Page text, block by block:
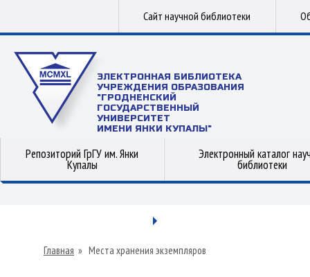
Сайт научной библиотеки
ЭЛЕКТРОННАЯ БИБЛИОТЕКА
УЧРЕЖДЕНИЯ ОБРАЗОВАНИЯ
"ГРОДНЕНСКИЙ
ГОСУДАРСТВЕННЫЙ
УНИВЕРСИТЕТ
ИМЕНИ ЯНКИ КУПАЛЫ"
Репозиторий ГрГУ им. Янки
Купалы
Электронный каталог
библиотеки
Главная » Места хранения экземпляров